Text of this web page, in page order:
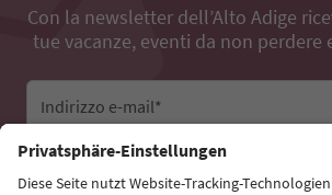
Con la newsletter dell’Alto Adige
tue vacanze, eventi da non perdere
Indirizzo e-mail*
Iscriviti alla